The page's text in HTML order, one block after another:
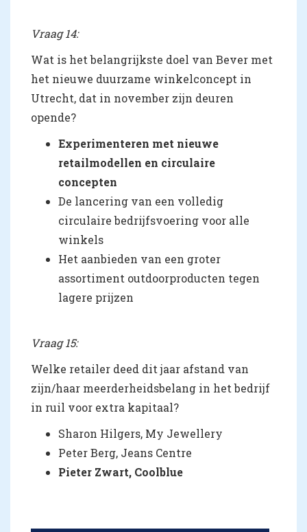
Vraag 14:
Wat is het belangrijkste doel van Bever met
het nieuwe duurzame winkelconcept in
Utrecht, dat in november zijn deuren
opende?
Experimenteren met nieuwe
retailmodellen en circulaire
concepten
De lancering van een volledig
circulaire bedrijfsvoering voor alle
winkels
Het aanbieden van een groter
assortiment outdoorproducten tegen
lagere prijzen
Vraag 15:
Welke retailer deed dit jaar afstand van
zijn/haar meerderheidsbelang in het bedrijf
in ruil voor extra kapitaal?
Sharon Hilgers, My Jewellery
Peter Berg, Jeans Centre
Pieter Zwart, Coolblue